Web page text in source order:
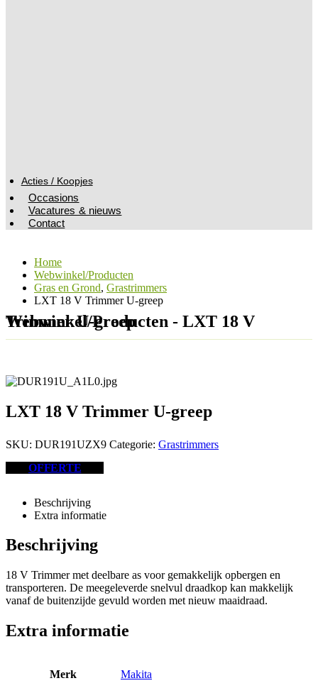
Acties / Koopjes
Occasions
Vacatures & nieuws
Contact
Home
Webwinkel/Producten
Gras en Grond, Grastrimmers
LXT 18 V Trimmer U-greep
Webwinkel/Producten - LXT 18 V Trimmer U-greep
LXT 18 V Trimmer U-greep
SKU: DUR191UZX9 Categorie: Grastrimmers
OFFERTE
Beschrijving
Extra informatie
Beschrijving
18 V Trimmer met deelbare as voor gemakkelijk opbergen en
transporteren. De meegeleverde snelvul draadkop kan makkelijk
vanaf de buitenzijde gevuld worden met nieuw maaidraad.
Extra informatie
Merk Makita